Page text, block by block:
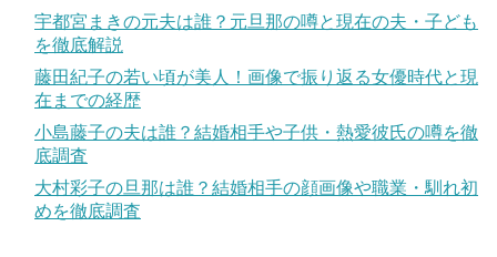
宇都宮まきの元夫は誰？元旦那の噂と現在の夫・子ども
を徹底解説
藤田紀子の若い頃が美人！画像で振り返る女優時代と現
在までの経歴
小島藤子の夫は誰？結婚相手や子供・熱愛彼氏の噂を徹
底調査
大村彩子の旦那は誰？結婚相手の顔画像や職業・馴れ初
めを徹底調査